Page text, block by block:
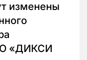
изменены
«ДИКСИ